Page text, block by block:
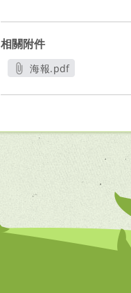
相關附件
海報.pdf